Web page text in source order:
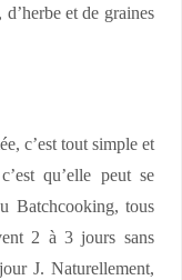
et de graines
c’est tout simple et
qu’elle peut se
Batchcooking, tous
2 à 3 jours sans
J. Naturellement,